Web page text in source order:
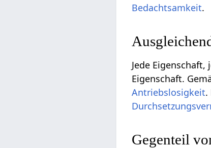
Bedachtsamkeit.
Jede
Eigenschaft.
Antriebslosigkeit.
Gegenteil